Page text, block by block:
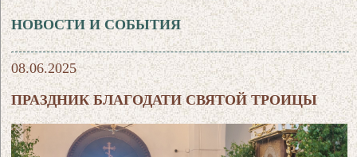
НОВОСТИ И СОБЫТИЯ
08.06.2025
ПРАЗДНИК БЛАГОДАТИ СВЯТОЙ ТРОИЦЫ